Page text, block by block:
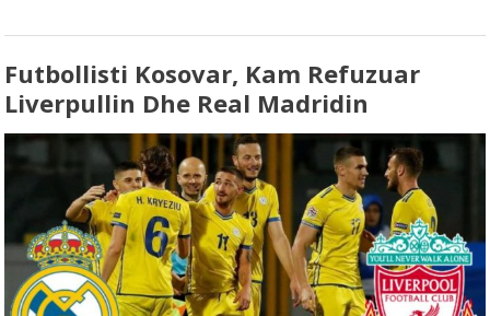
Futbollisti Kosovar, Kam Refuzuar
Liverpullin Dhe Real Madridin